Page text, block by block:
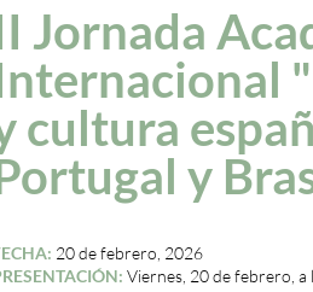
Jornada
cultura
y
20 de febrero, 2026
Viernes, 20 de febrero, a